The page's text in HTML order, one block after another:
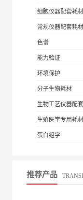
细胞仪器配套耗材
常规仪器配套耗材
色谱
能力验证
环境保护
分子生物耗材
生物工艺仪器配
生殖医学专用耗材
蛋白组学
推荐产品